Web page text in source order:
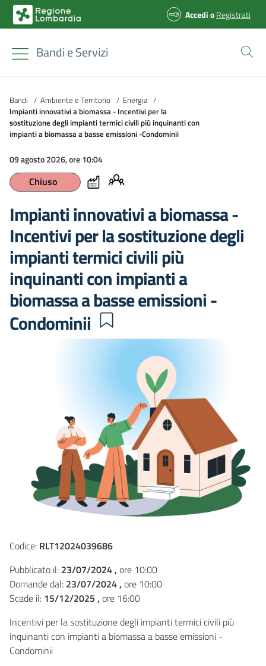
AccedioRegistrati
Bandi e Servizi
Bandi / Ambiente e Territorio / Energia /
Impianti innovativi a biomassa - Incentivi per la
sostituzione degli impianti termici civili più inquinanti con
impianti a biomassa a basse emissioni -Condominii
09 agosto 2026, ore 10:04
Chiuso
Impianti innovativi a biomassa -
Incentivi per la sostituzione degli
impianti termici civili più
inquinanti con impianti a
biomassa a basse emissioni -
Condominii
Codice: RLT12024039686
Pubblicato il: 23/07/2024 , ore 10:00
Domande dal: 23/07/2024 , ore 10:00
Scade il: 15/12/2025 , ore 16:00
Incentivi per la sostituzione degli impianti termici civili più
inquinanti con impianti a biomassa a basse emissioni -
Condominii